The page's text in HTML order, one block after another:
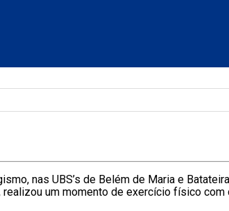
nas UBS’s de Belém de Maria e
realizou um momento de exercício físico